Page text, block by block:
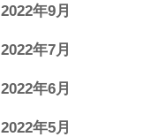
2022年9月
2022年7月
2022年6月
2022年5月